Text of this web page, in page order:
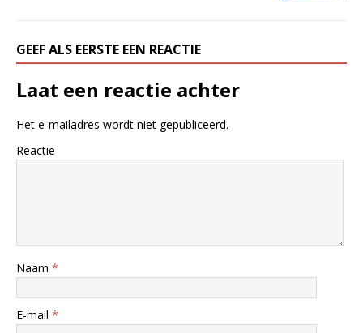
GEEF ALS EERSTE EEN REACTIE
Laat een reactie achter
Het e-mailadres wordt niet gepubliceerd.
Reactie
Naam *
E-mail *